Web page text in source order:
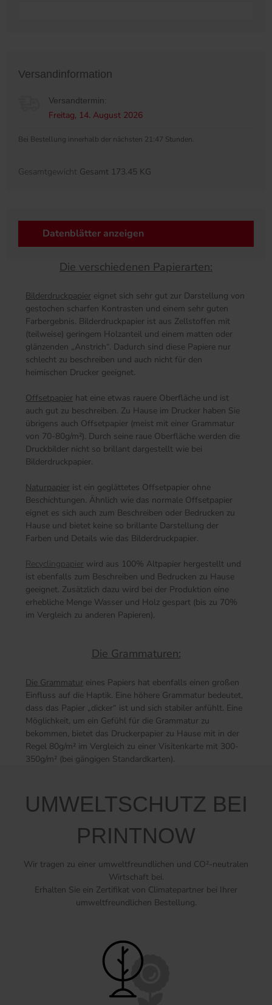
Versandinformation
Versandtermin:
Freitag, 14. August 2026
Bei Bestellung innerhalb der nächsten 21:47 Stunden.
Gesamtgewicht Gesamt 173.45 KG
Datenblätter anzeigen
Die verschiedenen Papierarten:
Bilderdruckpapier eignet sich sehr gut zur Darstellung von
gestochen scharfen Kontrasten und einem sehr guten
Farbergebnis. Bilderdruckpapier ist aus Zellstoffen mit
(teilweise) geringem Holzanteil und einem matten oder
glänzenden „Anstrich“. Dadurch sind diese Papiere nur
schlecht zu beschreiben und auch nicht für den
heimischen Drucker geeignet.
Offsetpapier hat eine etwas rauere Oberfläche und ist
auch gut zu beschreiben. Zu Hause im Drucker haben Sie
übrigens auch Offsetpapier (meist mit einer Grammatur
von 70-80g/m²). Durch seine raue Oberfläche werden die
Druckbilder nicht so brillant dargestellt wie bei
Bilderdruckpapier.
Naturpapier ist ein geglättetes Offsetpapier ohne
Beschichtungen. Ähnlich wie das normale Offsetpapier
eignet es sich auch zum Beschreiben oder Bedrucken zu
Hause und bietet keine so brillante Darstellung der
Farben und Details wie das Bilderdruckpapier.
Recyclingpapier wird aus 100% Altpapier hergestellt und
ist ebenfalls zum Beschreiben und Bedrucken zu Hause
geeignet. Zusätzlich dazu wird bei der Produktion eine
erhebliche Menge Wasser und Holz gespart (bis zu 70%
im Vergleich zu anderen Papieren).
Die Grammaturen:
Die Grammatur eines Papiers hat ebenfalls einen großen
Einfluss auf die Haptik. Eine höhere Grammatur bedeutet,
dass das Papier „dicker“ ist und sich stabiler anfühlt. Eine
Möglichkeit, um ein Gefühl für die Grammatur zu
bekommen, bietet das Druckerpapier zu Hause mit in der
Regel 80g/m² im Vergleich zu einer Visitenkarte mit 300-
350g/m² (bei gängigen Standardkarten).
UMWELTSCHUTZ BEI
PRINTNOW
Wir tragen zu einer umweltfreundlichen und CO²-neutralen
Wirtschaft bei.
Erhalten Sie ein Zertifikat von Climatepartner bei Ihrer
umweltfreundlichen Bestellung.